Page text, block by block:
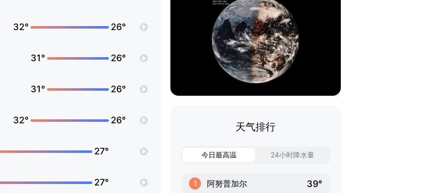
32° 26°
31° 26°
31° 26°
32° 26°
27°
27°
天气排行
今日最高温 24小时降水量
1 阿努普加尔 39°